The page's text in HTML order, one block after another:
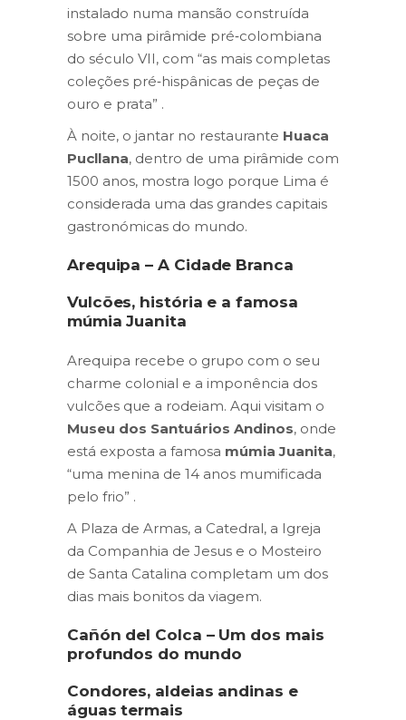
instalado numa mansão construída
sobre uma pirâmide pré‑colombiana
do século VII, com “as mais completas
coleções pré‑hispânicas de peças de
ouro e prata” .
À noite, o jantar no restaurante Huaca
Pucllana, dentro de uma pirâmide com
1500 anos, mostra logo porque Lima é
considerada uma das grandes capitais
gastronómicas do mundo.
Arequipa – A Cidade Branca
Vulcões, história e a famosa
múmia Juanita
Arequipa recebe o grupo com o seu
charme colonial e a imponência dos
vulcões que a rodeiam. Aqui visitam o
Museu dos Santuários Andinos, onde
está exposta a famosa múmia Juanita,
“uma menina de 14 anos mumificada
pelo frio” .
A Plaza de Armas, a Catedral, a Igreja
da Companhia de Jesus e o Mosteiro
de Santa Catalina completam um dos
dias mais bonitos da viagem.
Cañón del Colca – Um dos mais
profundos do mundo
Condores, aldeias andinas e
águas termais